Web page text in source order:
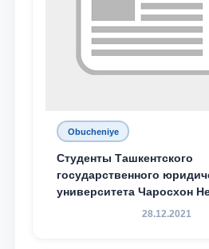
Obucheniye
Студенты Ташкентского
государственного
университета Чаросхон
Севдо Хакимходжаева,
28.12.2021